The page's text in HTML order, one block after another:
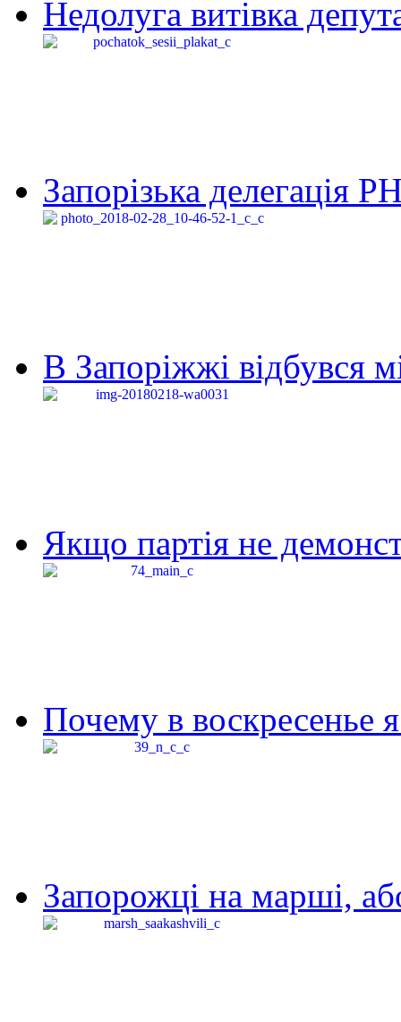
Недолуга витівка
Запорізька делегація
В Запоріжжі відбувся
Якщо партія не
Почему в воскресенье
Запорожці на марші,